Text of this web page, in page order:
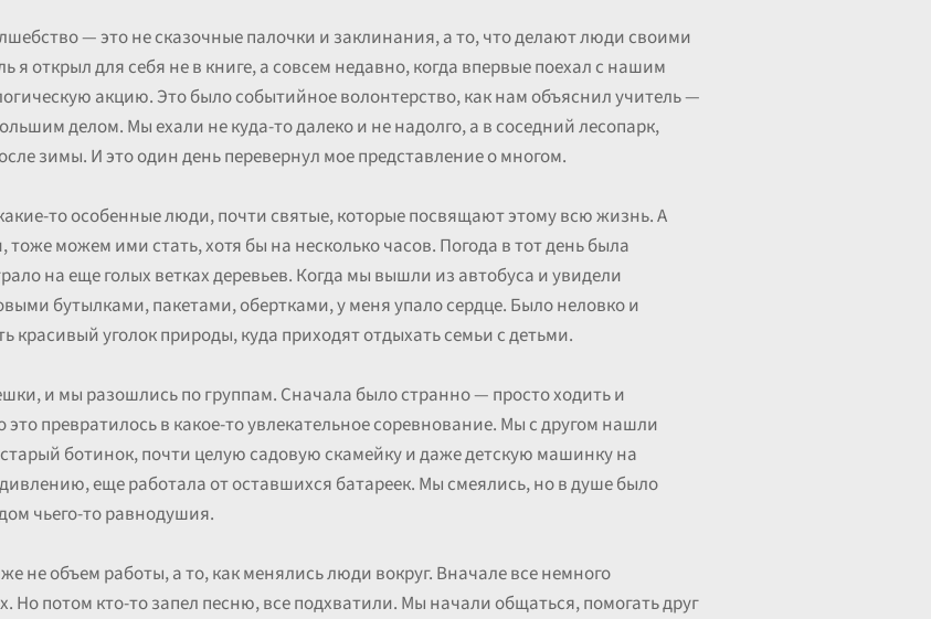
— это не сказочные палочки и заклинания, а то, что делают люди своими
открыл для себя не в книге, а совсем недавно, когда впервые поехал с нашим
акцию. Это было событийное волонтерство, как нам объяснил учитель —
делом. Мы ехали не куда-то далеко и не надолго, а в соседний лесопарк,
зимы. И это один день перевернул мое представление о многом.
то особенные люди, почти святые, которые посвящают этому всю жизнь. А
можем ими стать, хотя бы на несколько часов. Погода в тот день была
на еще голых ветках деревьев. Когда мы вышли из автобуса и увидели
бутылками, пакетами, обертками, у меня упало сердце. Было неловко и
красивый уголок природы, куда приходят отдыхать семьи с детьми.
и мы разошлись по группам. Сначала было странно — просто ходить и
превратилось в какое-то увлекательное соревнование. Мы с другом нашли
ботинок, почти целую садовую скамейку и даже детскую машинку на
еще работала от оставшихся батареек. Мы смеялись, но в душе было
чьего-то равнодушия.
не объем работы, а то, как менялись люди вокруг. Вначале все немного
Но потом кто-то запел песню, все подхватили. Мы начали общаться, помогать друг